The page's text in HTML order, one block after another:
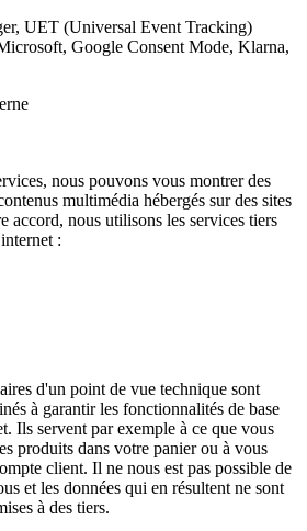
UET (Universal Event Tracking)
Google Consent Mode, Klarna,
nous pouvons vous montrer des
multimédia hébergés sur des sites
accord, nous utilisons les services tiers
:
d'un point de vue technique sont
à garantir les fonctionnalités de base
Ils servent par exemple à ce que vous
produits dans votre panier ou à vous
client. Il ne nous est pas possible de
et les données qui en résultent ne sont
à des tiers.